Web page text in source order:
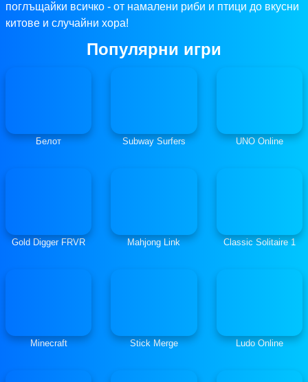
поглъщайки всичко - от намалени риби и птици до вкусни
китове и случайни хора!
Популярни игри
Белот Subway Surfers UNO Online
Gold Digger FRVR Mahjong Link Classic Solitaire 1
Minecraft Stick Merge Ludo Online